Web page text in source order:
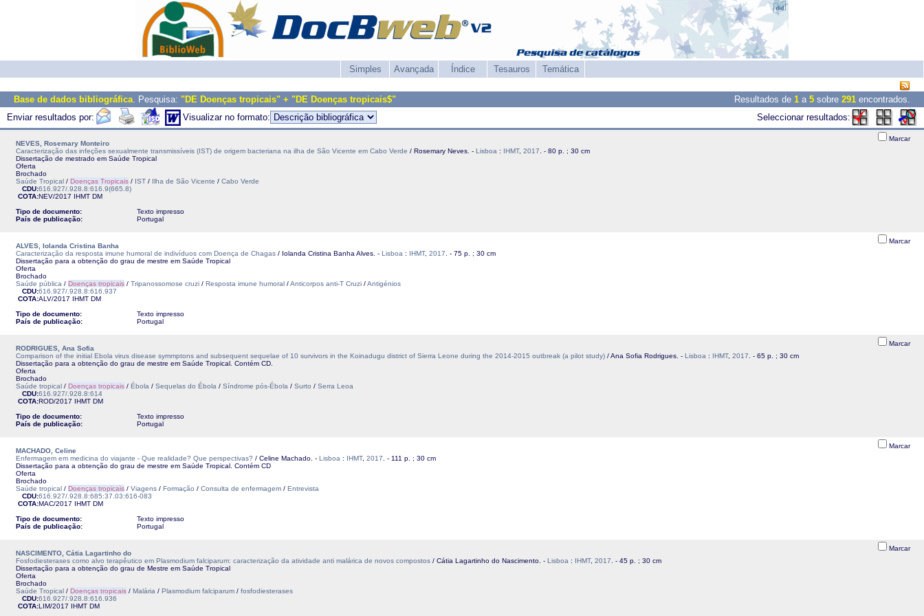
Simples Avançada Índice Tesauros Temática
Base de dados bibliográfica. Pesquisa: "DE Doenças tropicais" + "DE Doenças tropicais$" Resultados de 1 a 5 sobre 291 encontrados.
Enviar resultados por:
Visualizar no formato: Seleccionar resultados:
NEVES, Rosemary Monteiro
Caracterização das infeções sexualmente transmissíveis (IST) de origem bacteriana na ilha de São Vicente em Cabo Verde / Rosemary Neves. - Lisboa : IHMT, 2017 . - 80 p. ; 30 cm
Dissertação de mestrado em Saúde Tropical
Oferta
Brochado
Saúde Tropical / Doenças Tropicais / IST / Ilha de São Vicente / Cabo Verde
CDU:616.927/.928.8:616.9(665.8)
COTA:NEV/2017 IHMT DM
Tipo de documento:
Texto impresso
País de publicação:
Portugal
Marcar
ALVES, Iolanda Cristina Banha
Caracterização da resposta imune humoral de indivíduos com Doença de Chagas / Iolanda Cristina Banha Alves. - Lisboa : IHMT, 2017 . - 75 p. ; 30 cm
Dissertação para a obtenção do grau de mestre em Saúde Tropical
Oferta
Brochado
Saúde pública / Doenças tropicais / Tripanossomose cruzi / Resposta imune humoral /Anticorpos anti-T Cruzi /Antigénios
CDU:616.927/.928.8:616.937
COTA:ALV/2017 IHMT DM
Tipo de documento:
Texto impresso
País de publicação:
Portugal
Marcar
RODRIGUES, Ana Sofia
Comparison of the initial Ebola virus disease symmptons and subsequent sequelae of 10 survivors in the Koinadugu district of Sierra Leone during the 2014-2015 outbreak (a pilot study) / Ana Sofia Rodrigues. - Lisboa : IHMT, 2017 . - 65 p. ; 30 cm
Dissertação para a obtenção do grau de mestre em Saúde Tropical. Contém CD.
Oferta
Brochado
Saúde tropical / Doenças tropicais / Ébola / Sequelas do Ébola / Síndrome pós-Ébola / Surto / Serra Leoa
CDU:616.927/.928.8:614
COTA:ROD/2017 IHMT DM
Tipo de documento:
Texto impresso
País de publicação:
Portugal
Marcar
MACHADO, Celine
Enfermagem em medicina do viajante - Que realidade? Que perspectivas? / Celine Machado. - Lisboa : IHMT, 2017 . - 111 p. ; 30 cm
Dissertação para a obtenção do grau de mestre em Saúde Tropical. Contém CD
Oferta
Brochado
Saúde tropical / Doenças tropicais / Viagens / Formação / Consulta de enfermagem / Entrevista
CDU:616.927/.928.8:685:37.03:616-083
COTA:MAC/2017 IHMT DM
Tipo de documento:
Texto impresso
País de publicação:
Portugal
Marcar
NASCIMENTO, Cátia Lagartinho do
Fosfodiesterases como alvo terapêutico em Plasmodium falciparum: caracterização da atividade anti malárica de novos compostos / Cátia Lagartinho do Nascimento. - Lisboa : IHMT, 2017 . - 45 p. ; 30 cm
Dissertação para a obtenção do grau de Mestre em Saúde Tropical
Oferta
Brochado
Saúde Tropical / Doenças tropicais / Malária / Plasmodium falciparum / fosfodiesterases
CDU:616.927/.928.8:616.936
COTA:LIM/2017 IHMT DM
Marcar